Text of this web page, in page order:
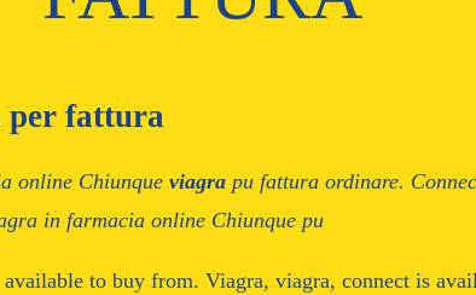
fattura
online Chiunque viagra pu fattura ordinare.
in farmacia online Chiunque pu
available to buy from. Viagra, viagra, connect is